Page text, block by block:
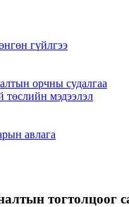
гүйлгээ
орчны судалгаа
төслийн мэдээлэл
авлага
тогтолцоог